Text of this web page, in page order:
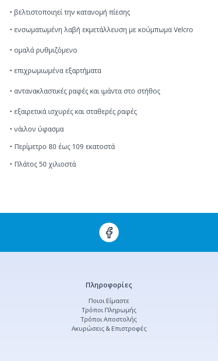
• βελτιστοποιηείτην κατανομή πίεσης
• ενσωματωμένη λαβή εκμετάλλευση με κούμπωμα Velcro
• ομαλά ρυθμιζόμενο
• επιχρωμιωμένα εξαρτήματα
• αντανακλαστικές ραφές και ιμάντα στο στήθος
• εξαιρετικά ισχυρές και σταθερές ραφές
• νάιλον ύφασμα
• Περίμετρο 80 έως 109 εκατοστά
• Πλάτος 50 χιλιοστά
Πληροφορίες
Ποιοι Είμαστε
Τρόποι Πληρωμής
Τρόποι Αποστολής
Ακυρώσεις & Επιστροφές